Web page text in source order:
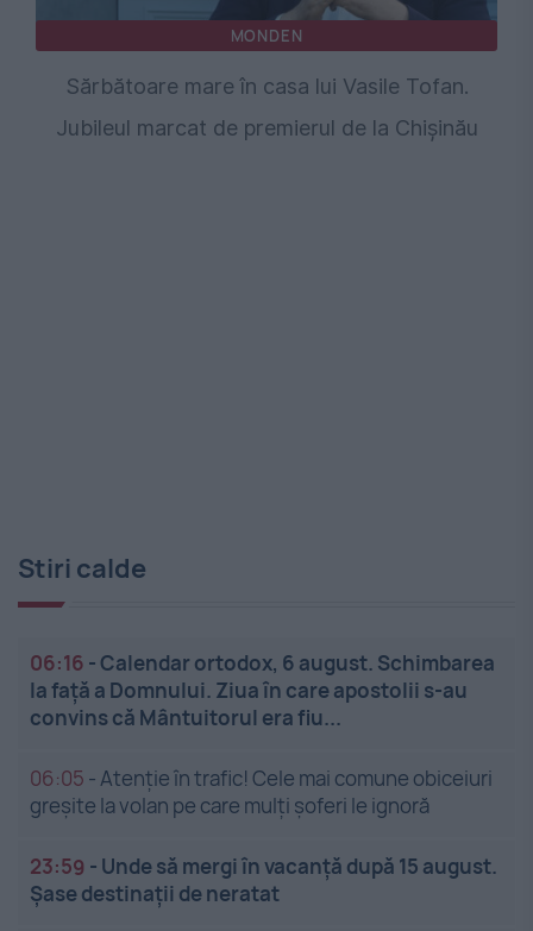
MONDEN
Sărbătoare mare în casa lui Vasile Tofan.
Jubileul marcat de premierul de la Chişinău
Stiri calde
06:16 -Calendar ortodox, 6 august. Schimbarea
la față a Domnului. Ziua în care apostolii s-au
convins că Mântuitorul era fiu...
06:05 -Atenție în trafic! Cele mai comune obiceiuri
greșite la volan pe care mulți șoferi le ignoră
23:59 - Unde să mergi în vacanță după 15 august.
Șase destinații de neratat